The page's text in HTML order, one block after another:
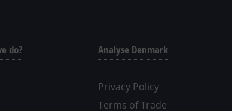
do? Analyse Denmark
Privacy Policy
Terms of Trade